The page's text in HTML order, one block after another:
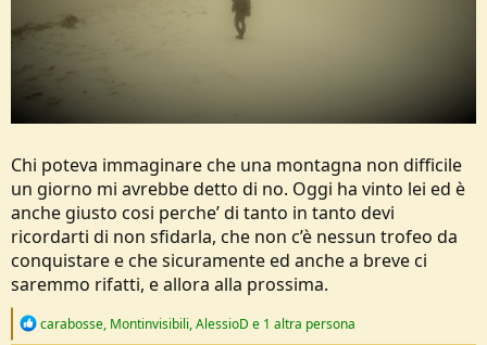
Chi poteva immaginare che una montagna non difficile
un giorno mi avrebbe detto di no. Oggi ha vinto lei ed è
anche giusto cosi perche’ di tanto in tanto devi
ricordarti di non sfidarla, che non c’è nessun trofeo da
conquistare e che sicuramente ed anche a breve ci
saremmo rifatti, e allora alla prossima.
R
carabosse, Montinvisibili,AlessioD e 1 altra persona